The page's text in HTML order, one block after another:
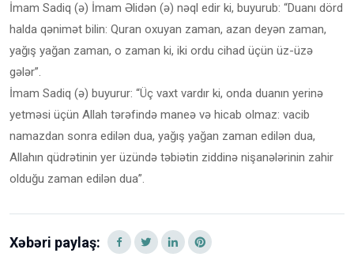
İmam Sadiq (ə) İmam Əlidən (ə) nəql edir ki, buyurub: “Duanı dörd
halda qənimət bilin: Quran oxuyan zaman, azan deyən zaman,
yağış yağan zaman, o zaman ki, iki ordu cihad üçün üz-üzə
gələr”.
İmam Sadiq (ə) buyurur: “Üç vaxt vardır ki, onda duanın yerinə
yetməsi üçün Allah tərəfində maneə və hicab olmaz: vacib
namazdan sonra edilən dua, yağış yağan zaman edilən dua,
Allahın qüdrətinin yer üzündə təbiətin ziddinə nişanələrinin zahir
olduğu zaman edilən dua”.
Xəbəri paylaş: